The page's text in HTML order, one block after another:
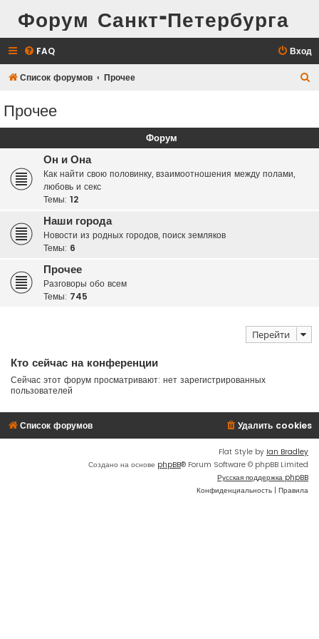
Форум Санкт-Петербурга
FAQ Вход
Список форумов Прочее
к
Прочее
Форум
Он и Она
Как найти свою половинку, взаимоотношения между полами,
любовь и секс
Темы: 12
Наши города
Новости из родных городов, поиск земляков
Темы: 6
Прочее
Разговоры обо всем
Темы: 745
Перейти
Кто сейчас на конференции
Сейчас этот форум просматривают: нет зарегистрированных
пользователей
Список форумов Удалить cookies
Flat Style by Ian Bradley
Создано на основе phpBB® Forum Software © phpBB Limited
Русская поддержка phpBB
Конфиденциальность | Правила